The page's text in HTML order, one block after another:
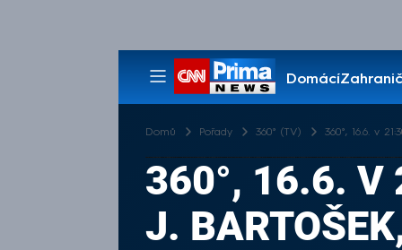
Domácí
Pořady
Domů Pořady 360° (TV) 360°, 16.6. v
360°, 16.6. V
J.